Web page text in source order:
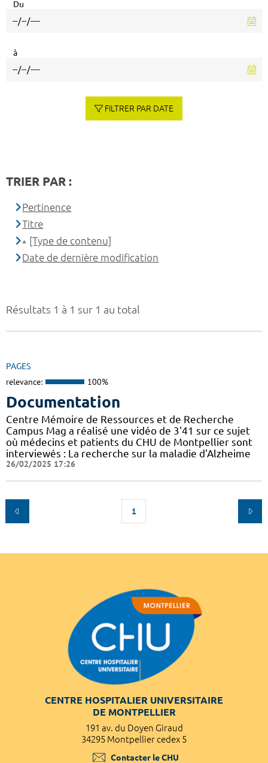
Résultats 1 à 1 sur 1 au total
PAGES
relevance: 100%
Documentation
Centre Mémoire de Ressources et de Recherche
Campus Mag a réalisé une vidéo de 3'41 sur ce sujet
où médecins et patients du CHU de Montpellier sont
interviewés : La recherche sur la maladie d'Alzheime
26/02/2025 17:26
1
Du
à
FILTRER PAR DATE
TRIER PAR :
Pertinence
Titre
[Type de contenu]
Date de dernière modification
CENTRE HOSPITALIER UNIVERSITAIRE
DE MONTPELLIER
191 av. du Doyen Giraud
34295 Montpellier cedex 5
Contacter le CHU